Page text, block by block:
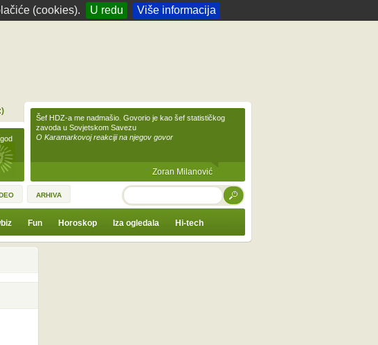
(cookies). U redu Više informacija
Šef HDZ-a me nadmašio. Govorio je kao šef statističkog
zavoda u Sovjetskom Savezu
O Karamarkovoj reakciji na njegov govor
Zoran Milanović
ARHIVA TRAŽI
Fun Horoskop Iza ogledala Hi-tech